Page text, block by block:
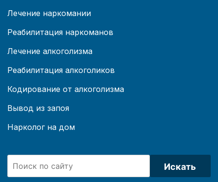
Лечение наркомании
Реабилитация наркоманов
Лечение алкоголизма
Реабилитация алкоголиков
Кодирование от алкоголизма
Вывод из запоя
Нарколог на дом
Искать